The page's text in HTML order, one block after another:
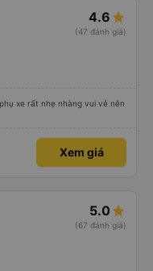
4.6
(47 đánh giá)
xe rất nhẹ nhàng vui vẻ nên
Xem giá
5.0
(67 đánh giá)